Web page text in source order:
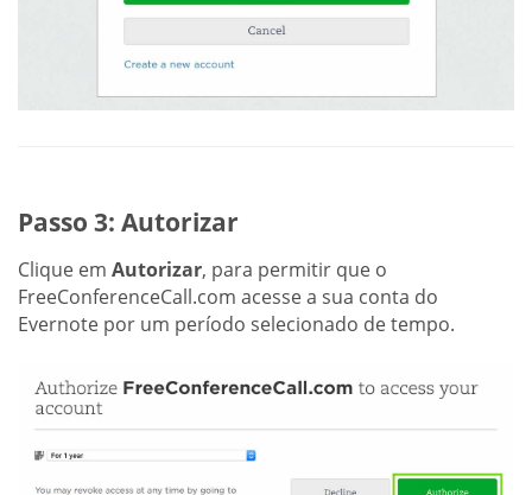
Passo 3: Autorizar
Clique em Autorizar, para permitir que o
FreeConferenceCall.com acesse a sua conta do
Evernote por um período selecionado de tempo.